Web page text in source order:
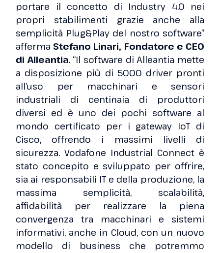
portare il concetto di Industry 4.0 nei
propri stabilimenti grazie anche alla
semplicità Plug&Play del nostro software”
affermaStefano Linari, Fondatore e CEO
di Alleantia. “Il software di Alleantia mette
a disposizione più di 5000 driver pronti
all’uso per macchinari e sensori
industriali di centinaia di produttori
diversi ed è uno dei pochi software al
mondo certificato per i gateway IoT di
Cisco, offrendo i massimi livelli di
sicurezza. Vodafone Industrial Connect è
stato concepito e sviluppato per offrire,
sia ai responsabili IT e della produzione, la
massima semplicità, scalabilità,
affidabilità per realizzare la piena
convergenza tra macchinari e sistemi
informativi, anche in Cloud, con un nuovo
modello di business che potremmo